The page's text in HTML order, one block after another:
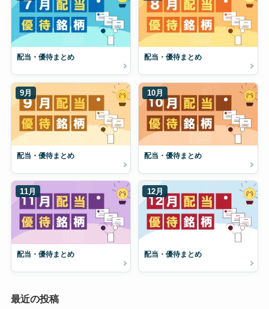
配当・優待まとめ 配当・優待まとめ
9月
配当・優待まとめ
10月
配当・優待まとめ
11月
配当・優待まとめ
12月
配当・優待まとめ
最近の投稿